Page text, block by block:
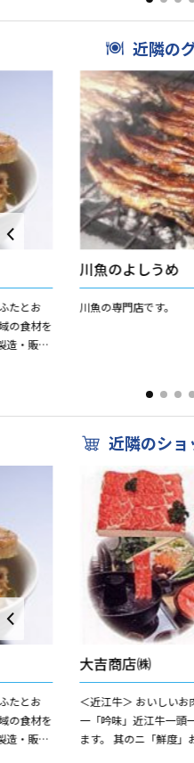
近隣の
たとお
造・販
川魚のよしうめ
川魚の専門店です。
近隣のショ
たとお
造・販
大吉商店㈱
＜近江牛＞ おいしい
一「吟味」近江牛一頭
ます。 其のニ「鮮度」